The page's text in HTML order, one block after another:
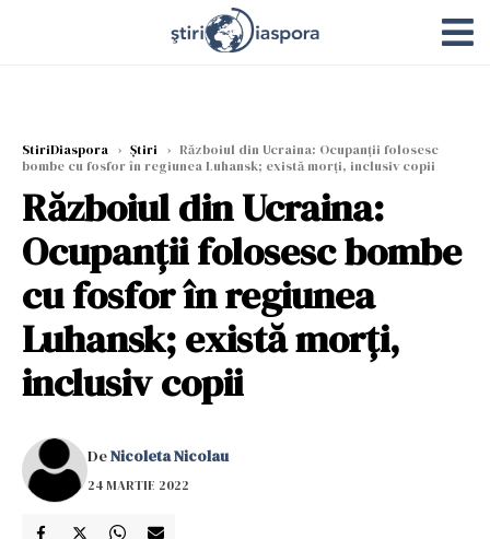
StiriDiaspora › Știri › Războiul din Ucraina: Ocupanții folosesc
bombe cu fosfor în regiunea Luhansk; există morți, inclusiv copii
Războiul din Ucraina:
Ocupanții folosesc bombe
cu fosfor în regiunea
Luhansk; există morți,
inclusiv copii
DeNicoleta Nicolau
24 MARTIE 2022